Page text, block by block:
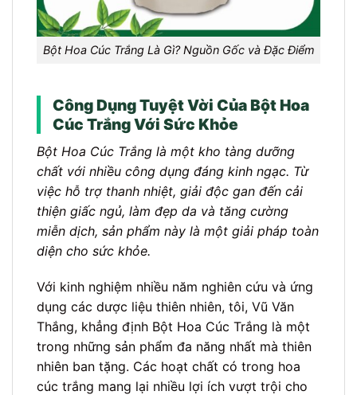
Bột Hoa Cúc Trắng Là Gì? Nguồn Gốc và Đặc Điểm
Công Dụng Tuyệt Vời Của Bột Hoa
Cúc Trắng Với Sức Khỏe
Bột Hoa Cúc Trắng là một kho tàng dưỡng
chất với nhiều công dụng đáng kinh ngạc. Từ
việc hỗ trợ thanh nhiệt, giải độc gan đến cải
thiện giấc ngủ, làm đẹp da và tăng cường
miễn dịch, sản phẩm này là một giải pháp toàn
diện cho sức khỏe.
Với kinh nghiệm nhiều năm nghiên cứu và ứng
dụng các dược liệu thiên nhiên, tôi, Vũ Văn
Thắng, khẳng định Bột Hoa Cúc Trắng là một
trong những sản phẩm đa năng nhất mà thiên
nhiên ban tặng. Các hoạt chất có trong hoa
cúc trắng mang lại nhiều lợi ích vượt trội cho